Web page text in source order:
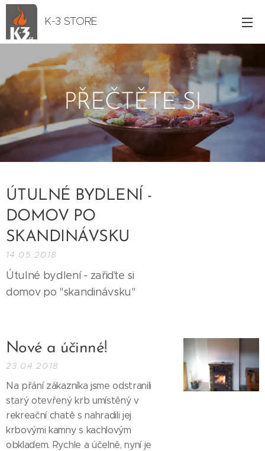
K-3 STORE
PŘEČTĚTE SI
ÚTULNÉ BYDLENÍ -
DOMOV PO
SKANDINÁVSKU
14.05.2018
Útulné bydlení - zařiďte si
domov po "skandinávsku"
Nové a účinné!
23.04.2018
Na přání zákazníka jsme odstranili
starý otevřený krb umístěný v
rekreační chatě s nahradili jej
krbovými kamny s kachlovým
obkladem. Rychle a účelně, nyní je